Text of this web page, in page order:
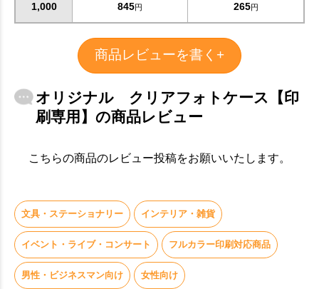
お買い物を続ける カートへ進む
1,000 845円 265円
商品レビューを書く+
オリジナル クリアフォトケース【印
刷専用】の商品レビュー
こちらの商品のレビュー投稿をお願いいたします。
文具・ステーショナリー インテリア・雑貨
イベント・ライブ・コンサート フルカラー印刷対応商品
男性・ビジネスマン向け 女性向け